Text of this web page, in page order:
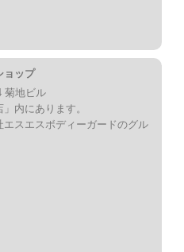
ョップ
菊地ビル
内にあります。
スエスボディーガードのグル